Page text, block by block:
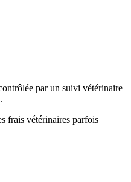
par un suivi vétérinaire
frais vétérinaires parfois